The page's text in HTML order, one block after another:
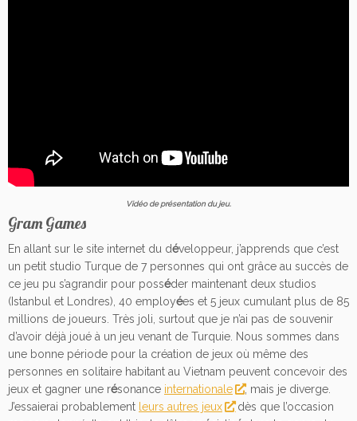
Vidéo de présentation du jeu.
Gram Games
En allant sur le site internet du développeur, j’apprends que c’est
un petit studio Turque de 7 personnes qui ont grâce au succès de
ce jeu pu s’agrandir pour posséder maintenant deux studios
(Istanbul et Londres), 40 employées et 5 jeux cumulant plus de 85
millions de joueurs. Très joli, surtout que je n’ai pas de souvenir
d’avoir déjà joué à un jeu venant de Turquie. Nous sommes dans
une bonne période pour la création de jeux où même des
personnes en solitaire habitant au Vietnam peuvent concevoir des
jeux et gagner une résonance internationale
, mais je diverge.
J’essaierai probablement leurs autres jeux
dès que l’occasion